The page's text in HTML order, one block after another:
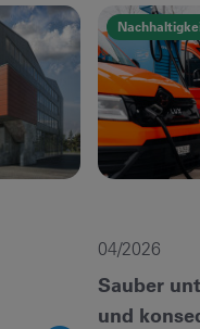
04/2026
Sauber
und